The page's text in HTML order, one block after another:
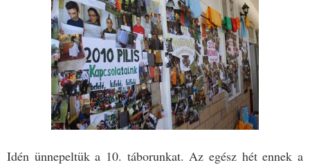
Idén ünnepeltük a 10. táborunkat. Az egész hét ennek a